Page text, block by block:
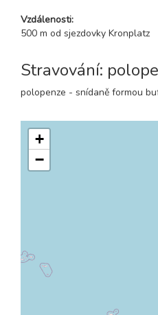
Vzdálenosti:
500 m od sjezdovky Kronplatz
Stravování:
polopenze - snídaně formou
+
−